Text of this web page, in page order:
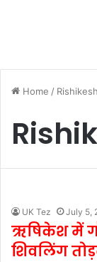
Home /
UK Tez July 5,
ऋषिकेश में
शिवलिंग